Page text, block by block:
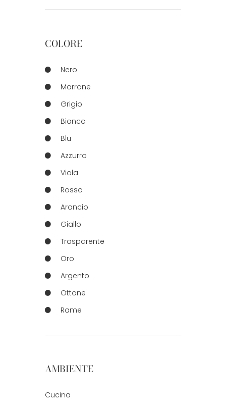
COLORE
Nero
Marrone
Grigio
Bianco
Blu
Azzurro
Viola
Rosso
Arancio
Giallo
Trasparente
Oro
Argento
Ottone
Rame
AMBIENTE
Cucina